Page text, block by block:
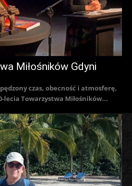
Miłośników Gdyni
czas, obecność i atmosferę,
lecia Towarzystwa Miłośników...